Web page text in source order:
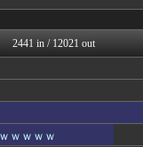
いたしん！
速報
ールズVIPまとめ
ズッター速報
2441 in / 12021 out
ｗｗｗｗ